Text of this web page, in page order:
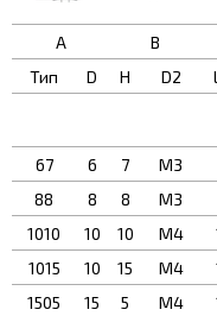
A B
Тип
D H D2
67
6 7 M3
88
8 8 M3
1010
10 10 М4
1015
10 15 М4
1505
15 5 М4